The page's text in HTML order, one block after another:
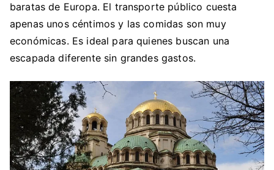
baratas de Europa. El transporte público cuesta
apenas unos céntimos y las comidas son muy
económicas. Es ideal para quienes buscan una
escapada diferente sin grandes gastos.